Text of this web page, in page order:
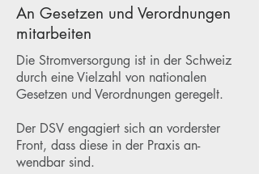
An Gesetzen und Verordnungen
mitarbeiten
Die Stromversorgung ist in der Schweiz
durch eine Vielzahl von nationalen
Gesetzen und Verordnungen geregelt.
Der DSV engagiert sich an vorderster
Front, dass diese in der Praxis an-
wendbar sind.